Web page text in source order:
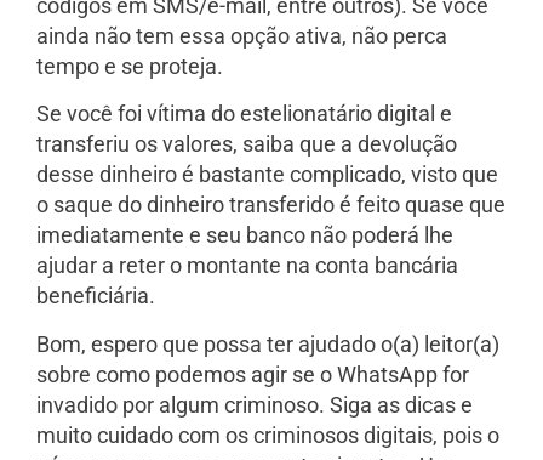
códigos em SMS/e-mail, entre outros). Se você
ainda não tem essa opção ativa, não perca
tempo e se proteja.
Se você foi vítima do estelionatário digital e
transferiu os valores, saiba que a devolução
desse dinheiro é bastante complicado, visto que
o saque do dinheiro transferido é feito quase que
imediatamente e seu banco não poderá lhe
ajudar a reter o montante na conta bancária
beneficiária.
Bom, espero que possa ter ajudado o(a) leitor(a)
sobre como podemos agir se o WhatsApp for
invadido por algum criminoso. Siga as dicas e
muito cuidado com os criminosos digitais, pois o